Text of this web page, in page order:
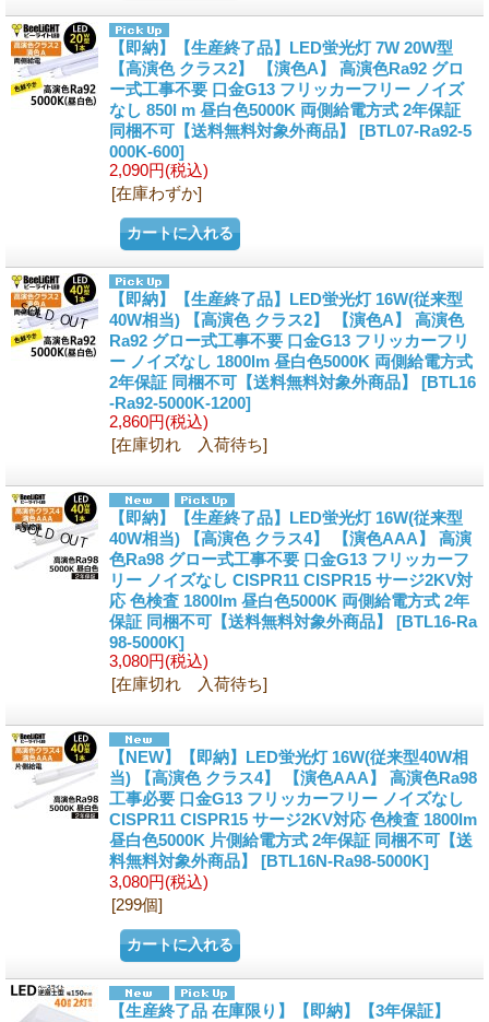
【即納】【生産終了品】LED蛍光灯 7W 20W型
【高演色 クラス2】 【演色A】 高演色Ra92 グロ
ー式工事不要 口金G13 フリッカーフリー ノイズ
なし 850l m 昼白色5000K 両側給電方式 2年保証
同梱不可【送料無料対象外商品】 [BTL07-Ra92-5
000K-600]
2,090円(税込)
[在庫わずか]
【即納】【生産終了品】LED蛍光灯 16W(従来型
40W相当) 【高演色 クラス2】 【演色A】 高演色
Ra92 グロー式工事不要 口金G13 フリッカーフリ
ー ノイズなし 1800lm 昼白色5000K 両側給電方式
2年保証 同梱不可【送料無料対象外商品】 [BTL16
-Ra92-5000K-1200]
2,860円(税込)
[在庫切れ 入荷待ち]
【即納】【生産終了品】LED蛍光灯 16W(従来型
40W相当) 【高演色 クラス4】 【演色AAA】 高演
色Ra98 グロー式工事不要 口金G13 フリッカーフ
リー ノイズなし CISPR11 CISPR15 サージ2KV対
応 色検査 1800lm 昼白色5000K 両側給電方式 2年
保証 同梱不可【送料無料対象外商品】 [BTL16-Ra
98-5000K]
3,080円(税込)
[在庫切れ 入荷待ち]
【NEW】【即納】LED蛍光灯 16W(従来型40W相
当) 【高演色 クラス4】 【演色AAA】 高演色Ra98
工事必要 口金G13 フリッカーフリー ノイズなし
CISPR11 CISPR15 サージ2KV対応 色検査 1800lm
昼白色5000K 片側給電方式 2年保証 同梱不可【送
料無料対象外商品】 [BTL16N-Ra98-5000K]
3,080円(税込)
[299個]
【生産終了品 在庫限り】【即納】【3年保証】